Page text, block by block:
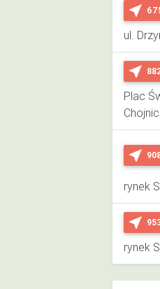
near_me
ul.
near_me
Plac
near_me
rynek
near_me
rynek